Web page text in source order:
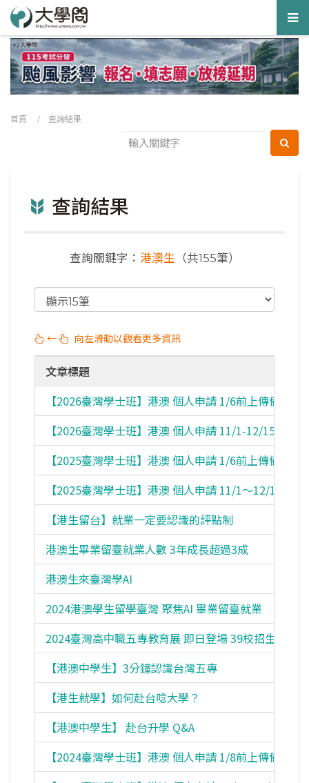
首頁 / 查詢結果
查詢結果
查詢關鍵字： 港澳生 （共155筆）
← 向左滑動以觀看更多資訊
文章標題
【2026臺灣學士班】港澳 個人申請 1/6前上傳備審資
【2026臺灣學士班】港澳 個人申請 11/1-12/15報名
【2025臺灣學士班】港澳 個人申請 1/6前上傳備審資
【2025臺灣學士班】港澳 個人申請 11/1～12/15報名
【港生留台】就業一定要認識的評點制
港澳生畢業留臺就業人數 3年成長超過3成
港澳生來臺灣學AI
2024港澳學生留學臺灣 聚焦AI 畢業留臺就業
2024臺灣高中職五專教育展 即日登場 39校招生中
【港澳中學生】3分鐘認識台灣五專
【港生就學】如何赴台唸大學？
【港澳中學生】 赴台升學 Q&A
【2024臺灣學士班】港澳 個人申請 1/8前上傳備審資